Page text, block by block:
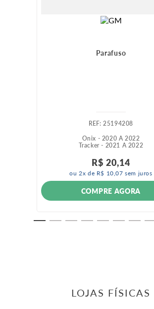
Parafuso
:25194208
Onix - 2020 A 2022
Tracker - 2021 A 2022
R$ 20,14
ou2x de R$ 10,07 sem juros
COMPRE AGORA
LOJAS FÍSICAS